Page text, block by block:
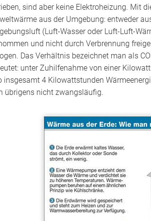
sind aber keine Elektroheizung. Mit
aus der Umgebung: entweder
(Luft-Wasser oder Luft-Luft-
und nicht durch Verbrennung
Das Verhältnis bezeichnet man als
unter Zuhilfenahme von einer
insgesamt 4 Kilowattstunden
übrigens nicht zwangsläufig.